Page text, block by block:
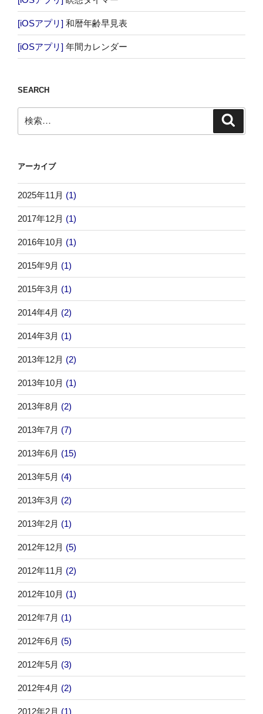
[iOSアプリ] 和暦年齢早見表
[iOSアプリ] 年間カレンダー
SEARCH
索:
アーカイブ
2025年11月 (1)
2017年12月 (1)
2016年10月 (1)
2015年9月 (1)
2015年3月 (1)
2014年4月 (2)
2014年3月 (1)
2013年12月 (2)
2013年10月 (1)
2013年8月 (2)
2013年7月 (7)
2013年6月 (15)
2013年5月 (4)
2013年3月 (2)
2013年2月 (1)
2012年12月 (5)
2012年11月 (2)
2012年10月 (1)
2012年7月 (1)
2012年6月 (5)
2012年5月 (3)
2012年4月 (2)
2012年2月 (1)